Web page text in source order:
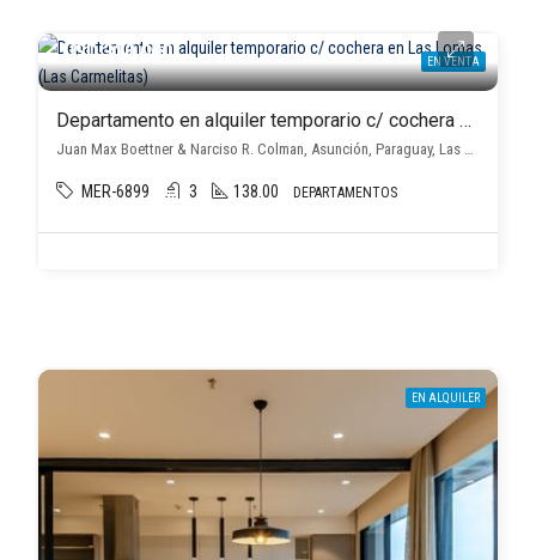
EN VENTA
USD 330.000
Departamento en alquiler temporario c/ cochera en Las Lomas (Las Carmelitas)
Juan Max Boettner & Narciso R. Colman, Asunción, Paraguay, Las Lomas (Las Carmelitas), Asunción D.C.
MER-6899 3 138.00 DEPARTAMENTOS
EN ALQUILER